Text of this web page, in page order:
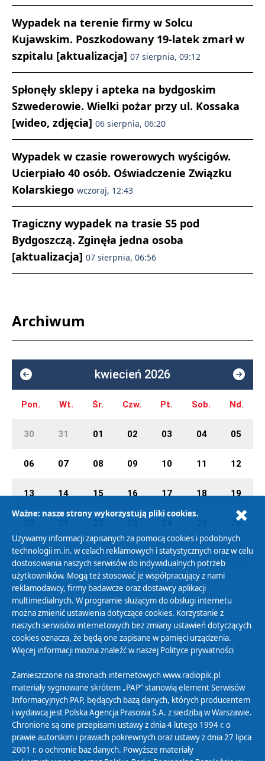
Wypadek na terenie firmy w Solcu
Kujawskim. Poszkodowany 19-latek zmarł w
szpitalu [aktualizacja] 07 sierpnia, 09:12
Spłonęły sklepy i apteka na bydgoskim
Szwederowie. Wielki pożar przy ul. Kossaka
[wideo, zdjęcia] 06 sierpnia, 06:20
Wypadek w czasie rowerowych wyścigów.
Ucierpiało 40 osób. Oświadczenie Związku
Kolarskiego wczoraj, 12:43
Tragiczny wypadek na trasie S5 pod
Bydgoszczą. Zginęła jedna osoba
[aktualizacja] 07 sierpnia, 06:56
Archiwum
kwiecień 2026
Pon. Wt. Śr. Czw. Pt. Sob. Nd.
30 31 01 02 03 04 05
06 07 08 09 10 11 12
13 14 15 16 17 18 19
26
27 28 29 30 01 02 03
Polityka Prywatności
Zasady korzystania z Serwisu
Organizacje Pożytku Publicznego
Cyfryzacja DAB+
Polityka ochrony danych osobowych
Abonament
Zamówienia publiczne
Ważne: nasze strony wykorzystują pliki cookies.
Używamy informacji zapisanych za pomocą cookies i podobnych
technologii m.in. w celach reklamowych i statystycznych oraz w celu
dostosowania naszych serwisów do indywidualnych potrzeb
użytkowników. Mogą też stosować je współpracujący z nami
reklamodawcy, firmy badawcze oraz dostawcy aplikacji
multimedialnych. W programie służącym do obsługi internetu
można zmienić ustawienia dotyczące cookies. Korzystanie z
naszych serwisów internetowych bez zmiany ustawień dotyczących
cookies oznacza, że będą one zapisane w pamięci urządzenia.
Więcej informacji można znaleźć w naszej Polityce prywatności
Zamieszczone na stronach internetowych www.radiopik.pl
materiały sygnowane skrótem „PAP” stanowią element Serwisów
Informacyjnych PAP, będących bazą danych, których producentem
i wydawcą jest Polska Agencja Prasowa S.A. z siedzibą w Warszawie.
Chronione są one przepisami ustawy z dnia 4 lutego 1994 r. o
prawie autorskim i prawach pokrewnych oraz ustawy z dnia 27 lipca
2001 r. o ochronie baz danych. Powyższe materiały